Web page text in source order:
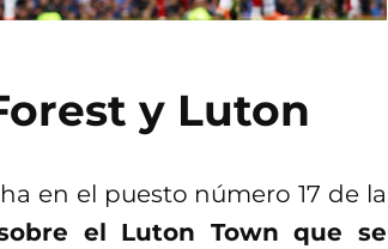
y Luton
en el puesto número 17 de la
el Luton Town que se